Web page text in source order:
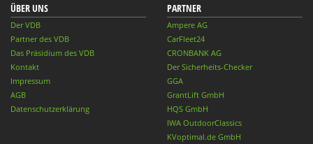
ÜBER UNS
Der VDB
Partner des VDB
Das Präsidium des VDB
Kontakt
Impressum
AGB
Datenschutzerklärung
PARTNER
Ampere AG
CarFleet24
CRONBANK AG
Der Sicherheits-Checker
GGA
GrantLift GmbH
HQS GmbH
IWA OutdoorClassics
KVoptimal.de GmbH